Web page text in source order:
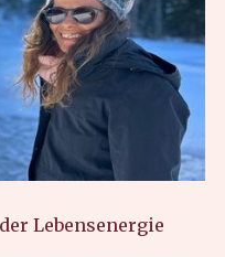
Lebensenergie